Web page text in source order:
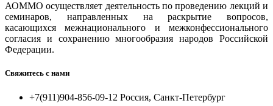
АОММО осуществляет деятельность по проведению лекций и
семинаров, направленных на раскрытие вопросов,
касающихся межнационального и межконфессионального
согласия и сохранению многообразия народов Российской
Федерации.
Свяжитесь с нами
+7(911)904-856-09-12 Россия, Санкт-Петербург